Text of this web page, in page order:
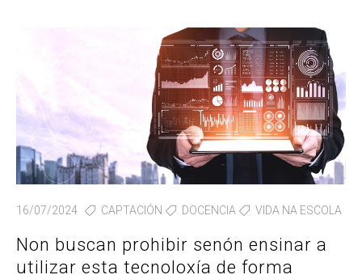
16/07/2024 CAPTACIÓN DOCENCIA VIDA NA ESCOLA
Non buscan prohibir senón ensinar a
utilizar esta tecnoloxía de forma